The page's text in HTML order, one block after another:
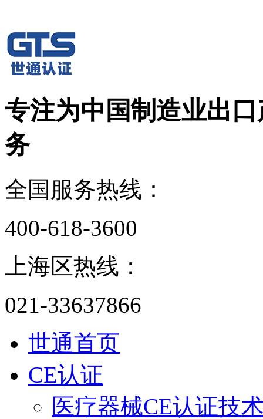
专注为中国制造业出
务
全国服务热线：
400-618-3600
上海区热线：
021-33637866
世通首页
CE认证
医疗器械CE认证技